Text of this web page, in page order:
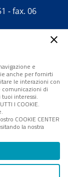
- fax. 06
iscritta
di Roma -
resp. Michela
e
- FPA s.r.l.
management
- R.E.A. Roma
e
anche per fornirti
le interazioni con
di
interessi.
I COOKIE.
COOKIE CENTER
la nostra